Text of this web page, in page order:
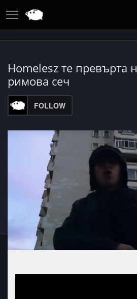
Homelesz те превърта
римова сеч
FOLLOW